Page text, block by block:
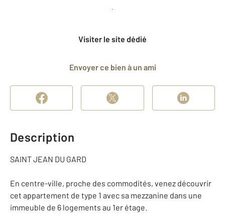
Visiter le site dédié
Envoyer ce bien à un ami
Description
SAINT JEAN DU GARD
En centre-ville, proche des commodités, venez découvrir
cet appartement de type 1 avec sa mezzanine dans une
immeuble de 6 logements au 1er étage.